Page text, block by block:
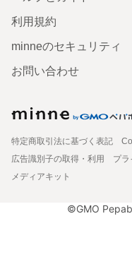
利用規約
minneのセキュリティ
お問い合わせ
特定商取引法に基づく表記
広告識別子の取得・利用
プラ
メディアキット
©GMO